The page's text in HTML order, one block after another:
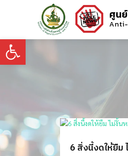
Open toolbar
ศูน
Anti-
6 สิ่งนี้งดให้ยืม